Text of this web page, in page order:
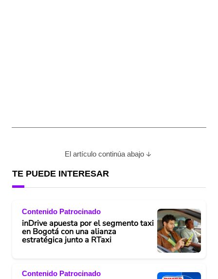
El artículo continúa abajo
TE PUEDE INTERESAR
Contenido Patrocinado
inDrive apuesta por el segmento taxi
en Bogotá con una alianza
estratégica junto a RTaxi
Contenido Patrocinado